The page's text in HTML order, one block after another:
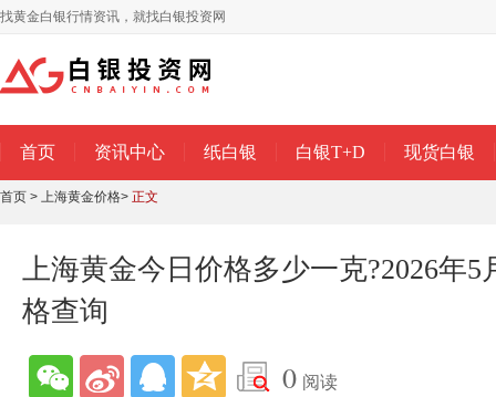
找黄金白银行情资讯，就找白银投资网
首页 资讯中心 纸白银 白银T+D 现货白银
首页 > 上海黄金价格> 正文
上海黄金今日价格多少一克?2026年5
格查询
0 阅读